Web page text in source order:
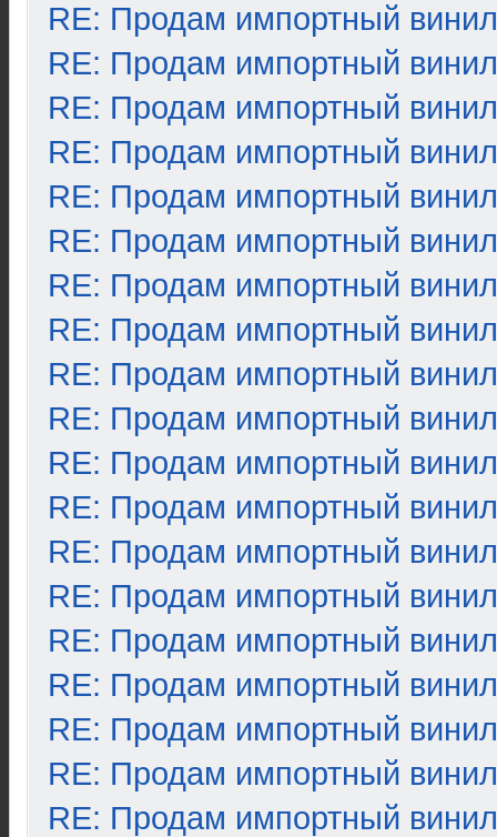
RE: Продам импортный винил
RE: Продам импортный винил
RE: Продам импортный винил
RE: Продам импортный винил
RE: Продам импортный винил
RE: Продам импортный винил
RE: Продам импортный винил
RE: Продам импортный винил
RE: Продам импортный винил
RE: Продам импортный винил
RE: Продам импортный винил
RE: Продам импортный винил
RE: Продам импортный винил
RE: Продам импортный винил
RE: Продам импортный винил
RE: Продам импортный винил
RE: Продам импортный винил
RE: Продам импортный винил
RE: Продам импортный винил